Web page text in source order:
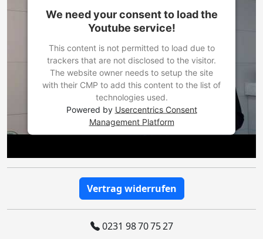
We need your consent to load the
Youtube service!
This content is not permitted to load due to
trackers that are not disclosed to the visitor.
The website owner needs to setup the site
with their CMP to add this content to the list of
technologies used.
Powered by Usercentrics Consent
Management Platform
Vertrag widerrufen
0231 98 70 75 27